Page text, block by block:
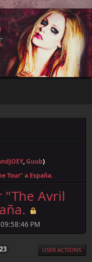
,Guub)
Tour" a España.
"The Avril
PM
23 USER ACTIONS